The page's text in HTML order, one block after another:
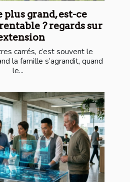
grand, est-ce
? regards sur
carrés, c’est souvent le
la famille s’agrandit, quand
le...